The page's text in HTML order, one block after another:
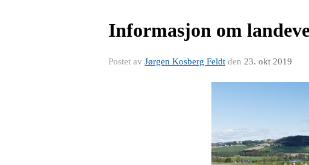
Informasjon om
Postet av Jørgen Kosberg Feldt den 23. okt 2019